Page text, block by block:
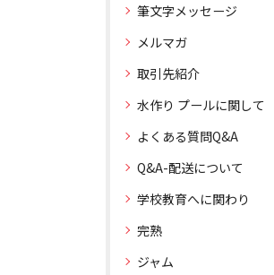
筆文字メッセージ
メルマガ
取引先紹介
水作り プールに関して
よくある質問Q&A
Q&A-配送について
学校教育へに関わり
完熟
ジャム